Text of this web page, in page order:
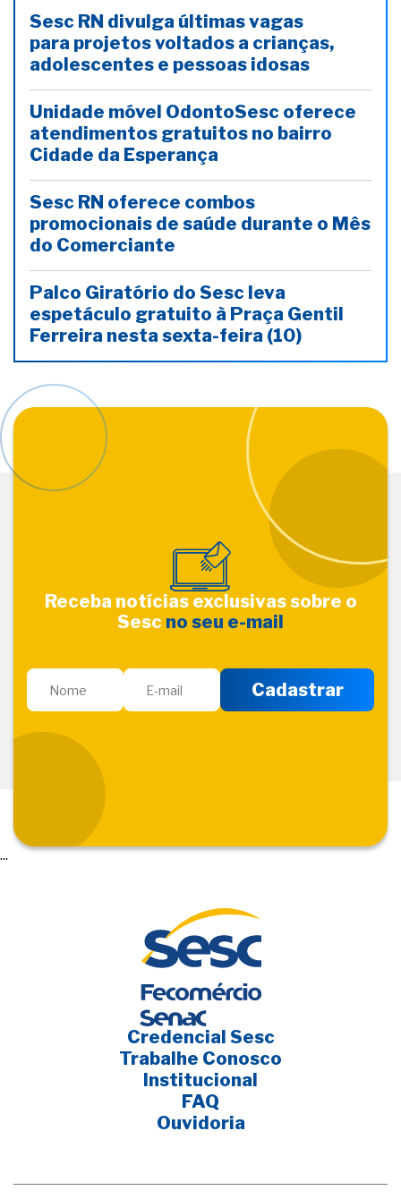
Sesc RN divulga últimas vagas
para projetos voltados a crianças,
adolescentes e pessoas idosas
Unidade móvel OdontoSesc oferece
atendimentos gratuitos no bairro
Cidade da Esperança
Sesc RN oferece combos
promocionais de saúde durante o Mês
do Comerciante
Palco Giratório do Sesc leva
espetáculo gratuito à Praça Gentil
Ferreira nesta sexta-feira (10)
Receba notícias exclusivas sobre o
Sesc no seu e-mail
...
Credencial Sesc
Trabalhe Conosco
Institucional
FAQ
Ouvidoria